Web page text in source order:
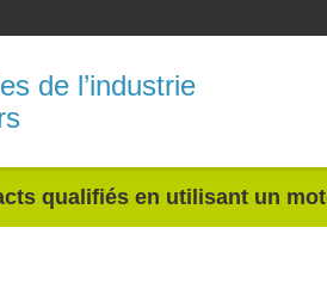
de l’industrie
qualifiés en utilisant un